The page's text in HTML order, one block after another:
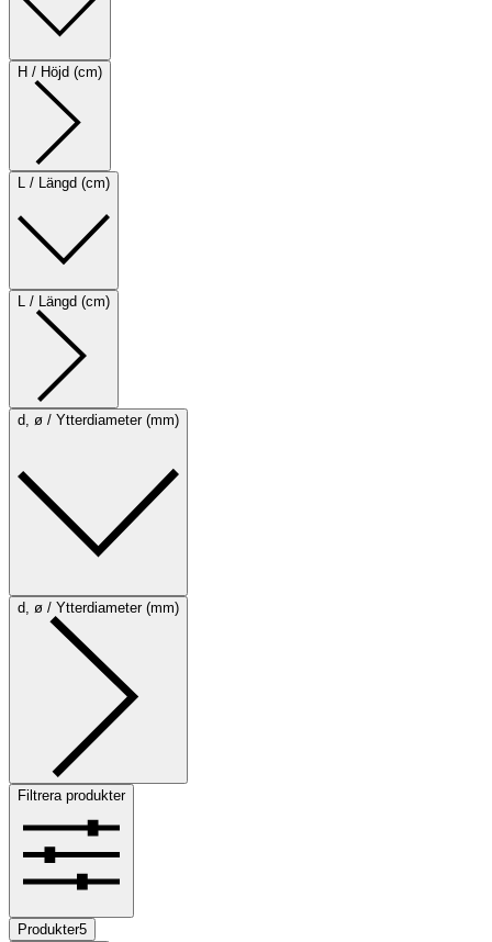
H / Höjd (cm)
L / Längd (cm)
L / Längd (cm)
d, ø / Ytterdiameter (mm)
d, ø / Ytterdiameter (mm)
Filtrera produkter
Produkter5